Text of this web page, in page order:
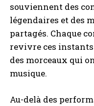
souviennent des
légendaires et des
partagés. Chaque
revivre ces
des morceaux qui
musique.
Au-delà des